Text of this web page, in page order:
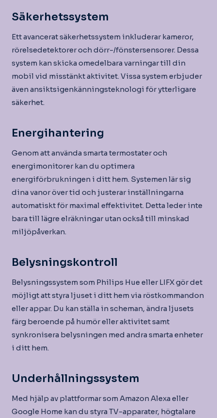
Säkerhetssystem
Ett avancerat säkerhetssystem inkluderar kameror,
rörelsedetektorer och dörr-/fönstersensorer. Dessa
system kan skicka omedelbara varningar till din
mobil vid misstänkt aktivitet. Vissa system erbjuder
även ansiktsigenkänningsteknologi för ytterligare
säkerhet.
Energihantering
Genom att använda smarta termostater och
energimonitorer kan du optimera
energiförbrukningen i ditt hem. Systemen lär sig
dina vanor över tid och justerar inställningarna
automatiskt för maximal effektivitet. Detta leder inte
bara till lägre elräkningar utan också till minskad
miljöpåverkan.
Belysningskontroll
Belysningssystem som Philips Hue eller LIFX gör det
möjligt att styra ljuset i ditt hem via röstkommandon
eller appar. Du kan ställa in scheman, ändra ljusets
färg beroende på humör eller aktivitet samt
synkronisera belysningen med andra smarta enheter
i ditt hem.
Underhållningssystem
Med hjälp av plattformar som Amazon Alexa eller
Google Home kan du styra TV-apparater, högtalare